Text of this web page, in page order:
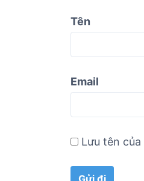
Tên
Email
Lưu tên